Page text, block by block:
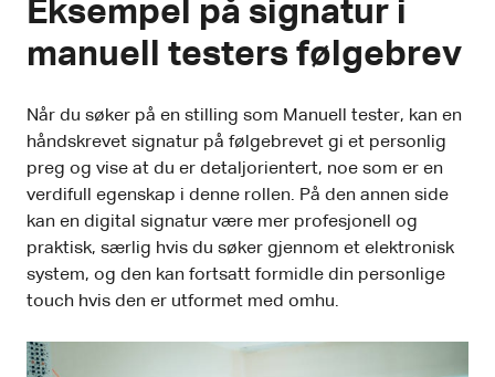
Eksempel på signatur i
manuell testers følgebrev
Når du søker på en stilling som Manuell tester, kan en
håndskrevet signatur på følgebrevet gi et personlig
preg og vise at du er detaljorientert, noe som er en
verdifull egenskap i denne rollen. På den annen side
kan en digital signatur være mer profesjonell og
praktisk, særlig hvis du søker gjennom et elektronisk
system, og den kan fortsatt formidle din personlige
touch hvis den er utformet med omhu.